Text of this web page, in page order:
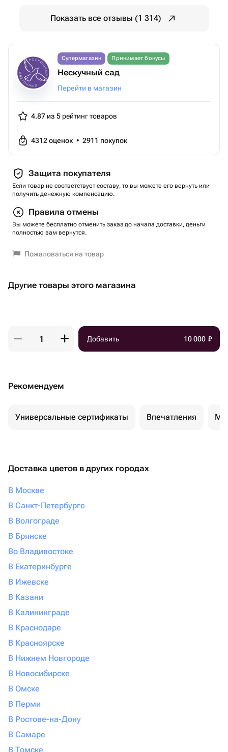
Показать все отзывы (1 314)
Супермагазин Принимает бонусы
Нескучный сад
Перейти в магазин
4.87 из 5 рейтинг товаров
4312оценок • 2911 покупок
Защита покупателя
Если товар не соответствует составу, то вы можете его вернуть или
получить денежную компенсацию.
Правила отмены
Вы можете бесплатно отменить заказ до начала доставки, деньги
полностью вам вернутся.
Пожаловаться на товар
Другие товары этого магазина
Добавить 10 000 ₽
Рекомендуем
Универсальные сертификаты Впечатления
Доставка цветов в других городах
В Москве
В Санкт-Петербурге
В Волгограде
В Брянске
Во Владивостоке
В Екатеринбурге
В Ижевске
В Казани
В Калининграде
В Краснодаре
В Красноярске
В Нижнем Новгороде
В Новосибирске
В Омске
В Перми
В Ростове-на-Дону
В Самаре
В Томске